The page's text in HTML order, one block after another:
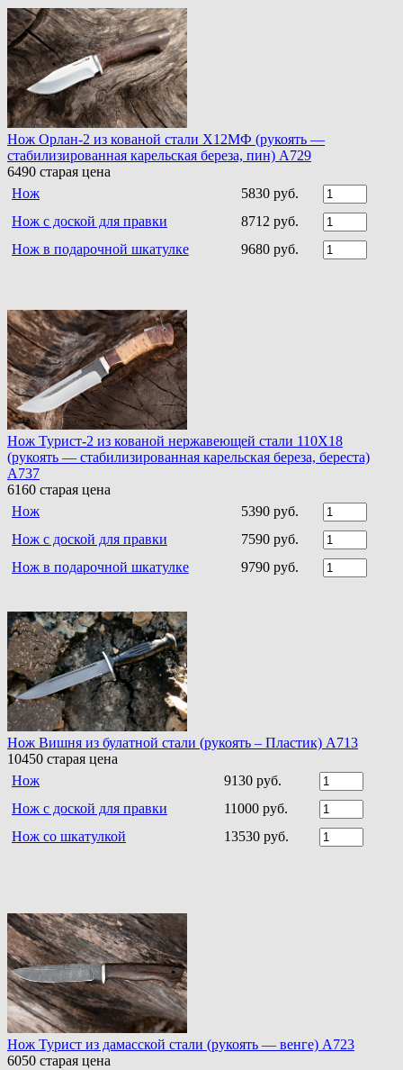
Нож Орлан-2 из кованой стали Х12МФ (рукоять —
стабилизированная карельская береза, пин) A729
6490 старая цена
Нож
5830 руб.
Нож с доской для правки
8712 руб.
Нож в подарочной шкатулке
9680 руб.
Нож Турист-2 из кованой нержавеющей стали 110Х18
(рукоять — стабилизированная карельская береза, береста)
A737
6160 старая цена
Нож
5390 руб.
Нож с доской для правки
7590 руб.
Нож в подарочной шкатулке
9790 руб.
Нож Вишня из булатной стали (рукоять – Пластик) A713
10450 старая цена
Нож
9130 руб.
Нож с доской для правки
11000 руб.
Нож со шкатулкой
13530 руб.
Нож Турист из дамасской стали (рукоять — венге) A723
6050 старая цена